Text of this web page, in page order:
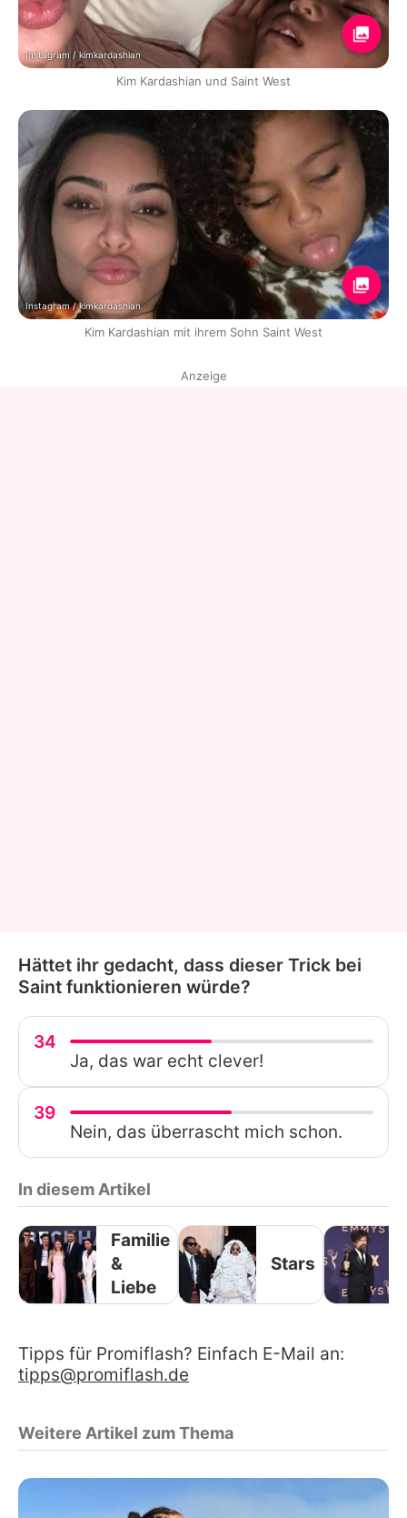
Instagram / kimkardashian
Kim Kardashian und Saint West
Instagram / kimkardashian
Kim Kardashian mit ihrem Sohn Saint West
Anzeige
Hättet ihr gedacht, dass dieser Trick bei
Saint funktionieren würde?
34
Ja, das war echt clever!
39
Nein, das überrascht mich schon.
In diesem Artikel
Familie
&
Liebe
Stars
Tipps für Promiflash? Einfach E-Mail an:
tipps@promiflash.de
Weitere Artikel zum Thema